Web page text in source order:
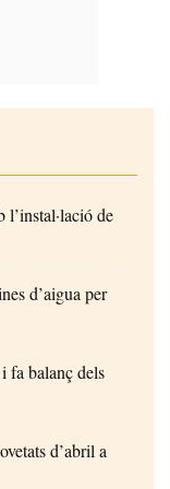
de
d’aigua per
fa balanç dels
d’abril a